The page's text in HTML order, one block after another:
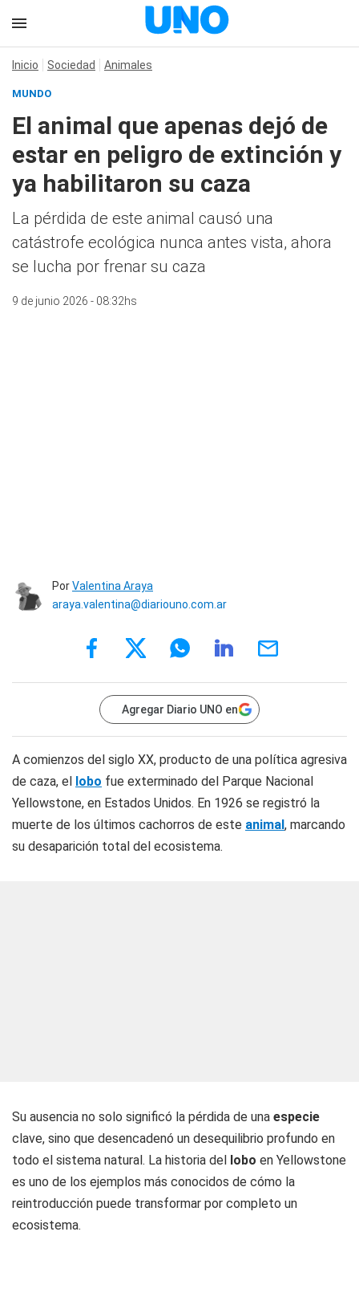
Inicio Sociedad Animales
MUNDO
El animal que apenas dejó de
estar en peligro de extinción y
ya habilitaron su caza
La pérdida de este animal causó una
catástrofe ecológica nunca antes vista, ahora
se lucha por frenar su caza
9 de junio 2026 - 08:32hs
PorValentina Araya
araya.valentina@diariouno.com.ar
Agregar Diario UNO en
A comienzos del siglo XX, producto de una política agresiva
de caza, el lobo fue exterminado del Parque Nacional
Yellowstone, en Estados Unidos. En 1926 se registró la
muerte de los últimos cachorros de este animal, marcando
su desaparición total del ecosistema.
Su ausencia no solo significó la pérdida de una especie
clave, sino que desencadenó un desequilibrio profundo en
todo el sistema natural. La historia del lobo en Yellowstone
es uno de los ejemplos más conocidos de cómo la
reintroducción puede transformar por completo un
ecosistema.